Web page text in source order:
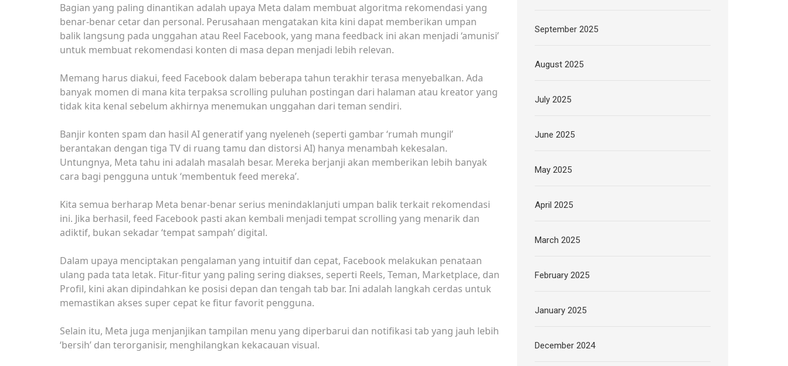
Bagian yang paling dinantikan adalah upaya Meta dalam membuat algoritma rekomendasi yang
benar-benar cetar dan personal. Perusahaan mengatakan kita kini dapat memberikan umpan
balik langsung pada unggahan atau Reel Facebook, yang mana feedback ini akan menjadi ‘amunisi’
untuk membuat rekomendasi konten di masa depan menjadi lebih relevan.
Memang harus diakui, feed Facebook dalam beberapa tahun terakhir terasa menyebalkan. Ada
banyak momen di mana kita terpaksa scrolling puluhan postingan dari halaman atau kreator yang
tidak kita kenal sebelum akhirnya menemukan unggahan dari teman sendiri.
Banjir konten spam dan hasil AI generatif yang nyeleneh (seperti gambar ‘rumah mungil’
berantakan dengan tiga TV di ruang tamu dan distorsi AI) hanya menambah kekesalan.
Untungnya, Meta tahu ini adalah masalah besar. Mereka berjanji akan memberikan lebih banyak
cara bagi pengguna untuk ‘membentuk feed mereka’.
Kita semua berharap Meta benar-benar serius menindaklanjuti umpan balik terkait rekomendasi
ini. Jika berhasil, feed Facebook pasti akan kembali menjadi tempat scrolling yang menarik dan
adiktif, bukan sekadar ‘tempat sampah’ digital.
Dalam upaya menciptakan pengalaman yang intuitif dan cepat, Facebook melakukan penataan
ulang pada tata letak. Fitur-fitur yang paling sering diakses, seperti Reels, Teman, Marketplace, dan
Profil, kini akan dipindahkan ke posisi depan dan tengah tab bar. Ini adalah langkah cerdas untuk
memastikan akses super cepat ke fitur favorit pengguna.
Selain itu, Meta juga menjanjikan tampilan menu yang diperbarui dan notifikasi tab yang jauh lebih
‘bersih’ dan terorganisir, menghilangkan kekacauan visual.
September 2025
August 2025
July 2025
June 2025
May 2025
April 2025
March 2025
February 2025
January 2025
December 2024